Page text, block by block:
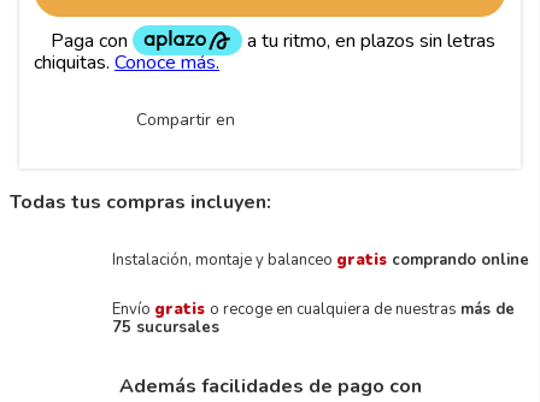
Compartir en
Todas tus compras incluyen:
Instalación, montaje y balanceo gratis comprando online
Envío gratis o recoge en cualquiera de nuestras más de
75 sucursales
Además facilidades de pago con